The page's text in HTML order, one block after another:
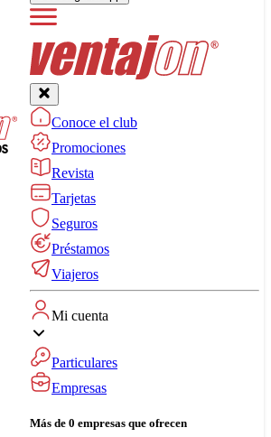
Conoce el club
Promociones
Revista
Tarjetas
Seguros
Préstamos
Viajeros
Mi cuenta
Particulares
Empresas
Más de 0 empresas que ofrecen